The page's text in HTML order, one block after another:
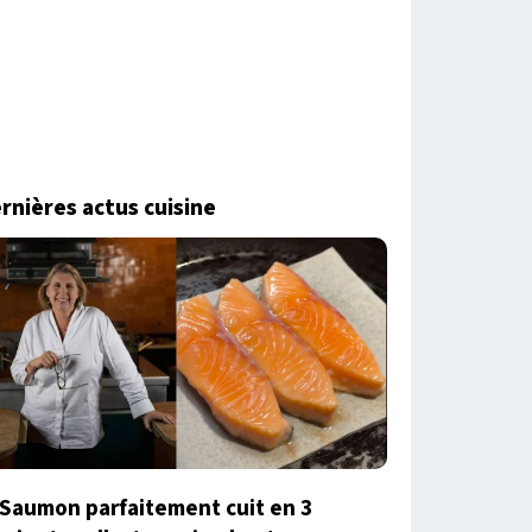
actus cuisine
Saumon parfaitement cuit en 3